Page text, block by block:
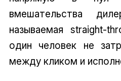
вмешательства
называемая straight-
один человек не
между кликом и